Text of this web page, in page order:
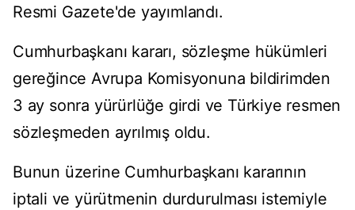
Resmi Gazete'de yayımlandı.
Cumhurbaşkanı kararı, sözleşme hükümleri
gereğince Avrupa Komisyonuna bildirimden
3 ay sonra yürürlüğe girdi ve Türkiye resmen
sözleşmeden ayrılmış oldu.
Bunun üzerine Cumhurbaşkanı kararının
iptali ve yürütmenin durdurulması istemiyle